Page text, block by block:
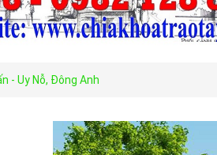
- Uy Nỗ, Đông Anh